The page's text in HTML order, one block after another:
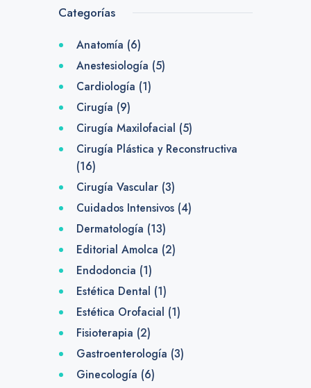
Categorías
Anatomía (6)
Anestesiología (5)
Cardiología (1)
Cirugía (9)
Cirugía Maxilofacial (5)
Cirugía Plástica y Reconstructiva
(16)
Cirugía Vascular(3)
Cuidados Intensivos(4)
Dermatología (13)
Editorial Amolca (2)
Endodoncia (1)
Estética Dental (1)
Estética Orofacial (1)
Fisioterapia (2)
Gastroenterología (3)
Ginecología (6)